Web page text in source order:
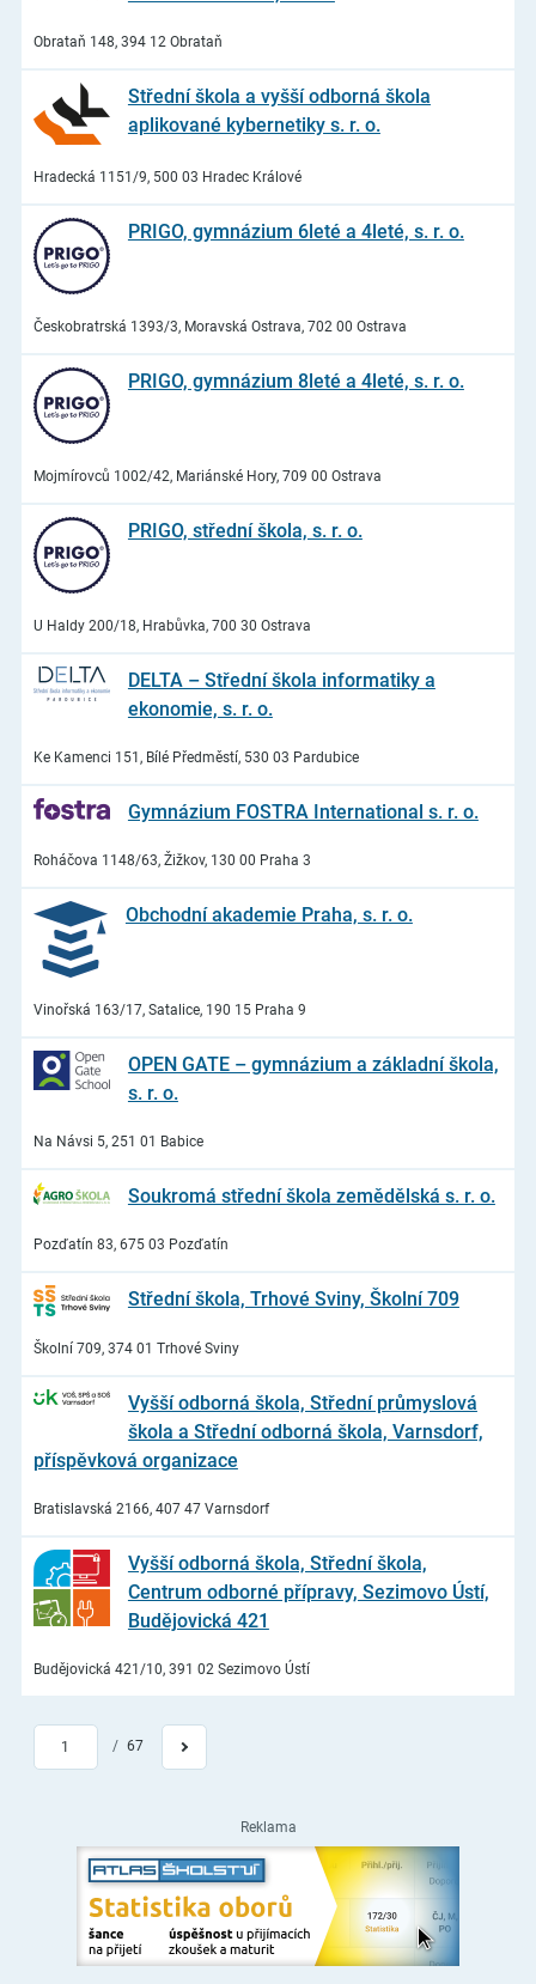
Obrataň 148, 394 12 Obrataň
Střední škola a vyšší odborná škola
aplikované kybernetiky s. r. o.
Hradecká 1151/9, 500 03 Hradec Králové
PRIGO, gymnázium 6leté a 4leté, s. r. o.
Českobratrská 1393/3, Moravská Ostrava, 702 00 Ostrava
PRIGO, gymnázium 8leté a 4leté, s. r. o.
Mojmírovců 1002/42, Mariánské Hory, 709 00 Ostrava
PRIGO, střední škola, s. r. o.
U Haldy 200/18, Hrabůvka, 700 30 Ostrava
DELTA – Střední škola informatiky a
ekonomie, s. r. o.
Ke Kamenci 151, Bílé Předměstí, 530 03 Pardubice
Gymnázium FOSTRA International s. r. o.
Roháčova 1148/63, Žižkov, 130 00 Praha 3
Obchodní akademie Praha, s. r. o.
Vinořská 163/17, Satalice, 190 15 Praha 9
OPEN GATE – gymnázium a základní škola,
s. r. o.
Na Návsi 5, 251 01 Babice
Soukromá střední škola zemědělská s. r. o.
Pozďatín 83, 675 03 Pozďatín
Střední škola, Trhové Sviny, Školní 709
Školní 709, 374 01 Trhové Sviny
Vyšší odborná škola, Střední průmyslová
škola a Střední odborná škola, Varnsdorf,
příspěvková organizace
Bratislavská 2166, 407 47 Varnsdorf
Vyšší odborná škola, Střední škola,
Centrum odborné přípravy, Sezimovo Ústí,
Budějovická 421
Budějovická 421/10, 391 02 Sezimovo Ústí
1 / 67
Reklama